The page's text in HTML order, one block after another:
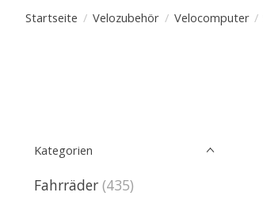
Startseite / Velozubehör / Velocomputer /
Kategorien
Fahrräder (435)